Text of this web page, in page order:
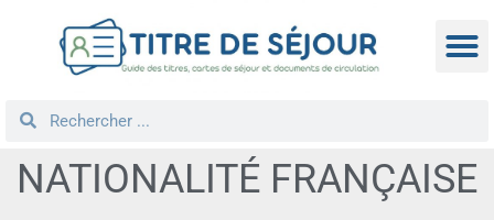
NATIONALITÉ FRANÇAISE